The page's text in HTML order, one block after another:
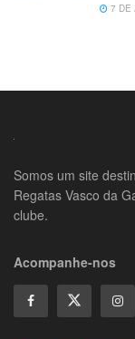
7 DE
Somos um site
Regatas Vasco da
clube.
Acompanhe-nos